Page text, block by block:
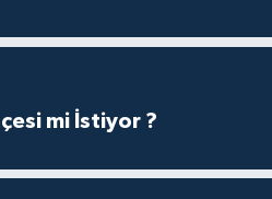
mi İstiyor ?